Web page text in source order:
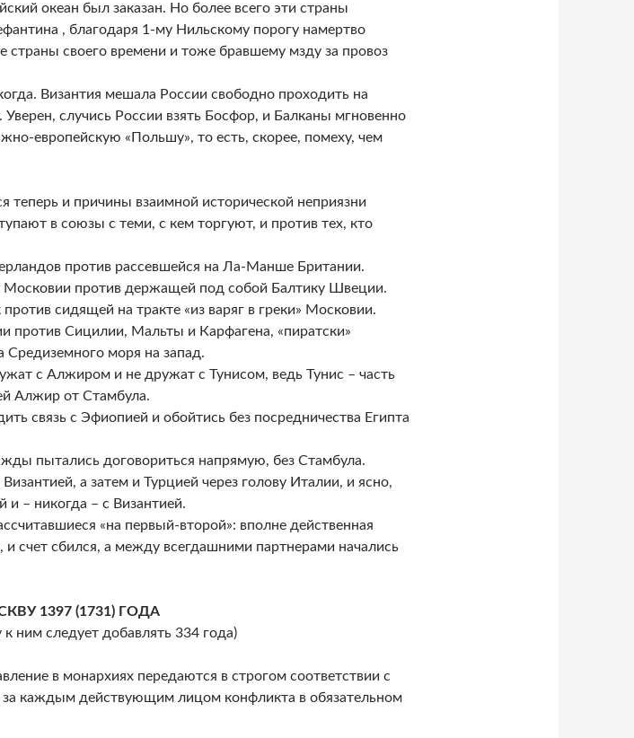
океан был заказан. Но более всего эти страны
, благодаря 1-му Нильскому порогу намертво
страны своего времени и тоже бравшему мзду за провоз
Византия мешала России свободно проходить на
случись России взять Босфор, и Балканы мгновенно
европейскую «Польшу», то есть, скорее, помеху, чем
теперь и причины взаимной исторической неприязни
в союзы с теми, с кем торгуют, и против тех, кто
против рассевшейся на Ла-Манше Британии.
Московии против держащей под собой Балтику Швеции.
сидящей на тракте «из варяг в греки» Московии.
против Сицилии, Мальты и Карфагена, «пиратски»
моря на запад.
с Алжиром и не дружат с Тунисом, ведь Тунис – часть
Алжир от Стамбула.
связь с Эфиопией и обойтись без посредничества Египта
пытались договориться напрямую, без Стамбула.
а затем и Турцией через голову Италии, и ясно,
– никогда – с Византией.
«на первый-второй»: вполне действенная
и счет сбился, а между всегдашними партнерами начались
1397 (1731) ГОДА
ним следует добавлять 334 года)
в монархиях передаются в строгом соответствии с
каждым действующим лицом конфликта в обязательном